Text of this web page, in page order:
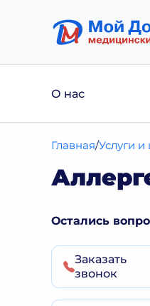
О нас
Главная Услуги
Остались
Заказать
звонок